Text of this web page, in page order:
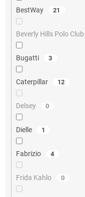
BestWay 21
Beverly Hills Polo Club
Bugatti 3
Caterpillar 12
Delsey 0
Dielle 1
Fabrizio 4
Frida Kahlo 0